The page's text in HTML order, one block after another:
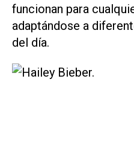
funcionan para
adaptándose a
del día.